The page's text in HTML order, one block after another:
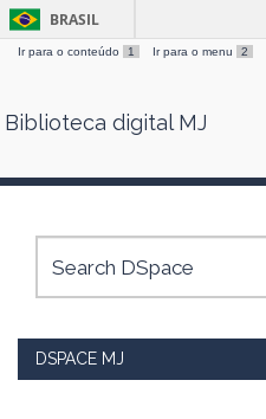
Skip
BRASIL
Ir para o conteúdo 1 Ir para o menu 2
Biblioteca digital MJ
DSPACE MJ